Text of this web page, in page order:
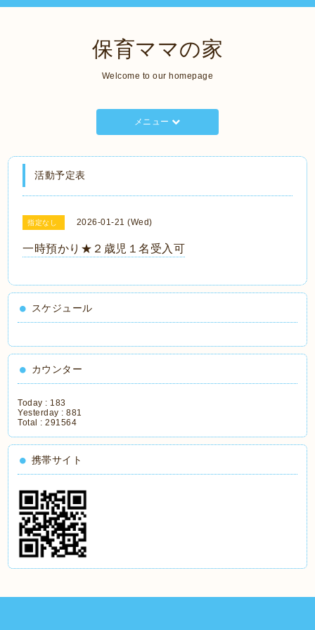
保育ママの家
Welcome to our homepage
メニュー
活動予定表
指定なし 2026-01-21 (Wed)
一時預かり★２歳児１名受入可
スケジュール
カウンター
Today : 183
Yesterday :881
Total :291564
携帯サイト